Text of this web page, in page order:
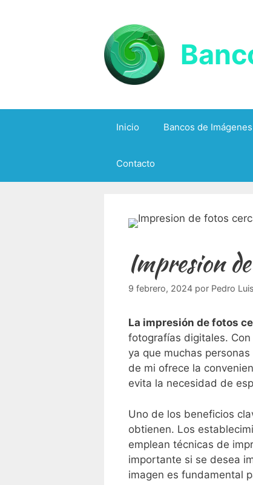
Inicio Bancos de
Contacto
Impresion
9 febrero, 2024 por Pedro
La impresión de fotos
fotografías digitales.
ya ‌que muchas
de mi ofrece la
evita‌ la necesidad de
Uno de los beneficios
obtienen. Los
emplean técnicas de
‍importante si ⁤se desea
imagen​ es fundamental